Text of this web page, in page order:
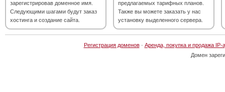
зарегистрировав доменное имя.
Следующими шагами будут заказ
хостинга и создание сайта.
предлагаемых тарифных планов.
Также вы можете заказать у нас
установку выделенного сервера.
Регистрация доменов· Аренда, покупка и продажа IP-
Домен